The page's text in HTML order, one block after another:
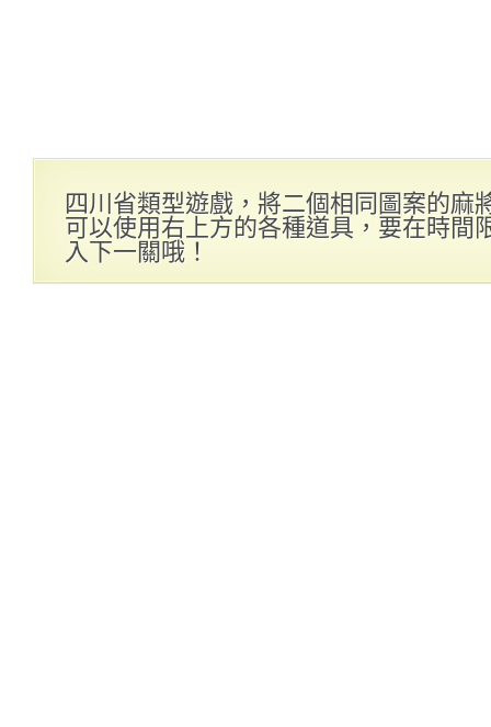
四川省類型遊戲，將二個相同圖案的麻
可以使用右上方的各種道具，要在時間
入下一關哦！